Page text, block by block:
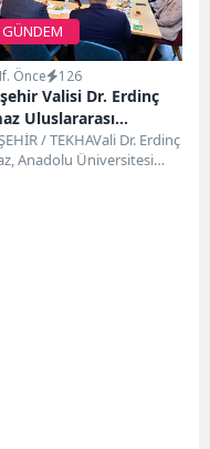
GÜNDEM
Önce 126
Valisi Dr. Erdinç
Uluslararası
Öğrencileriyle Bir
Geldi
/ TEKHAVali Dr. Erdinç
Anadolu Üniversitesi